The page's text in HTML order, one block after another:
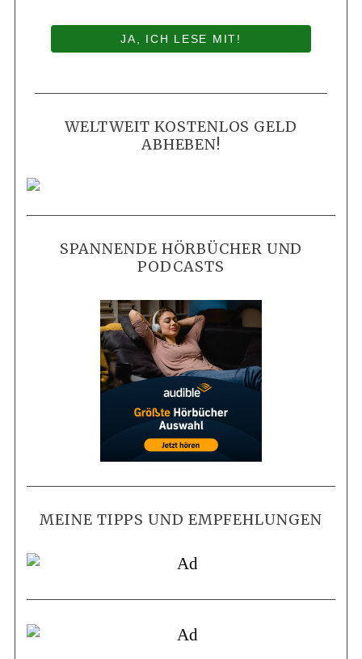
JA, ICH LESE MIT!
WELTWEIT KOSTENLOS GELD
ABHEBEN!
SPANNENDE HÖRBÜCHER UND
PODCASTS
MEINE TIPPS UND EMPFEHLUNGEN